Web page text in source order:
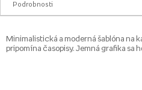
Podrobnosti
Minimalistická a moderná šablóna na
pripomína časopisy. Jemná grafika sa